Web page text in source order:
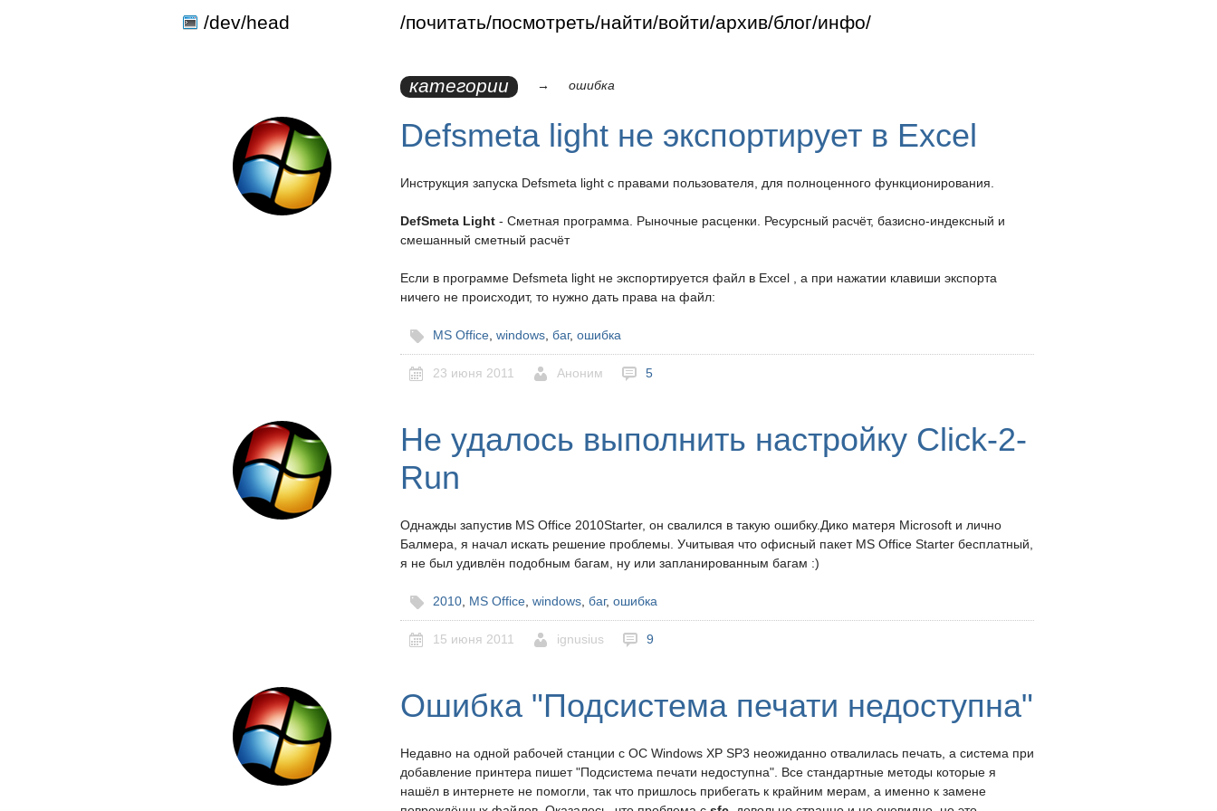
/dev/head почитать посмотреть найти войти архив блог инфо
категории → ошибка
Defsmeta light не экспортирует в Excel
Инструкция запуска Defsmeta light с правами пользователя, для полноценного функционирования.
DefSmeta Light - Сметная программа. Рыночные расценки. Ресурсный расчёт, базисно-индексный и
смешанный сметный расчёт
Если в программе Defsmeta light не экспортируется файл в Excel , а при нажатии клавиши экспорта
ничего не происходит, то нужно дать права на файл:
MS Office windows баг, ошибка
23 июня 2011 Аноним 5
Не удалось выполнить настройку Click-2-
Run
Однажды запустив MS Office 2010Starter, он свалился в такую ошибку.Дико матеря Microsoft и лично
Балмера, я начал искать решение проблемы. Учитывая что офисный пакет MS Office Starter бесплатный,
я не был удивлён подобным багам, ну или запланированным багам :)
2010 MS Office windows баг, ошибка
15 июня 2011 ignusius 9
Ошибка "Подсистема печати недоступна"
Недавно на одной рабочей станции с ОС Windows XP SP3 неожиданно отвалилась печать, а система при
добавление принтера пишет "Подсистема печати недоступна". Все стандартные методы которые я
нашёл в интернете не помогли, так что пришлось прибегать к крайним мерам, а именно к замене